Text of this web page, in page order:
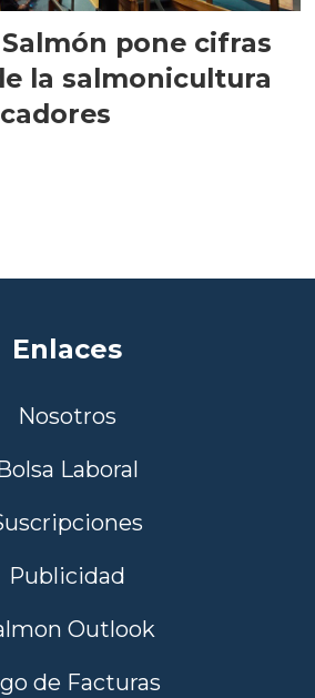
pone cifras
la salmonicultura
Enlaces
Nosotros
Laboral
Publicidad
Outlook
de Facturas